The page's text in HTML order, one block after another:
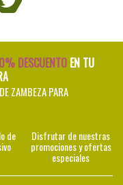
DESCUENTOEN TU
ZAMBEZA PARA
de Disfrutar de nuestras
promociones y ofertas
especiales